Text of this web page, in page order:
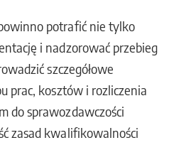
potrafić nie tylko
i nadzorować przebieg
szczegółowe
prac, kosztów i rozliczenia
do sprawozdawczości
zasad kwalifikowalności